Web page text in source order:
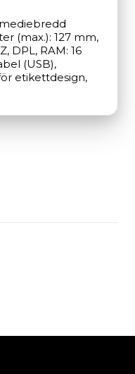
(max.): 127 mm,
DPL, RAM: 16
(USB),
etikettdesign,